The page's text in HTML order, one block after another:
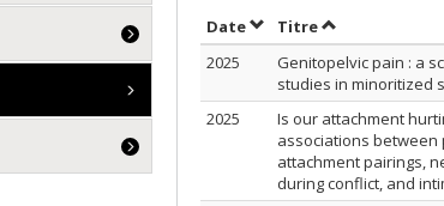
DateTrier par date en ordre
TitreTrier par titre
2025
Genitopelvic pain : a
studies in minoritized
2025
Is our attachment
associations between
attachment pairings,
during conflict, and